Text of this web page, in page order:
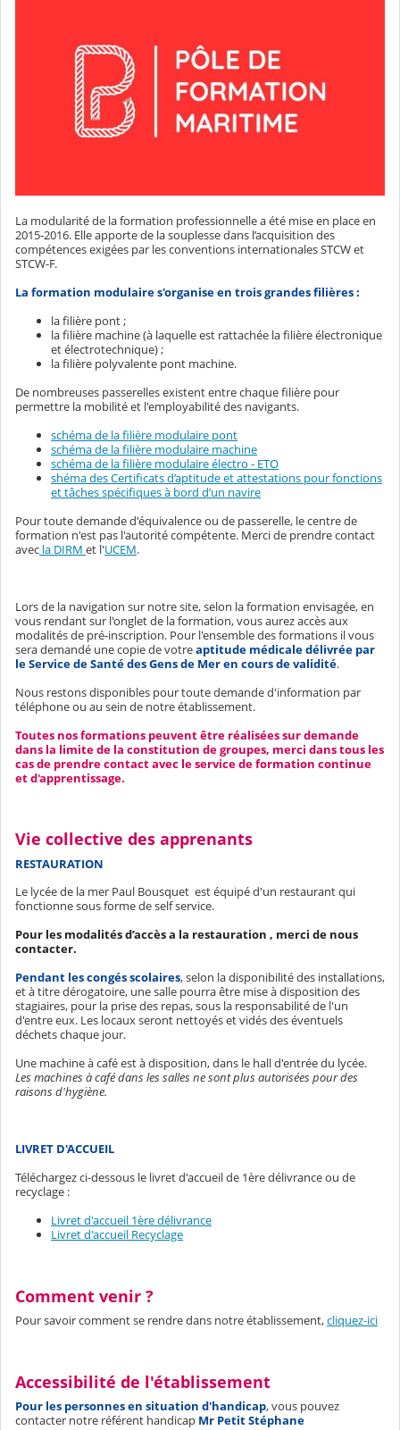
La modularité de la formation professionnelle a été mise en place en
2015-2016. Elle apporte de la souplesse dans l’acquisition des
compétences exigées par les conventions internationales STCW et
STCW-F.
La formation modulaire s'organise en trois grandes filières :
la filière pont ;
la filière machine (à laquelle est rattachée la filière électronique
et électrotechnique) ;
la filière polyvalente pont machine.
De nombreuses passerelles existent entre chaque filière pour
permettre la mobilité et l'employabilité des navigants.
schéma de la filière modulaire pont
schéma de la filière modulaire machine
schéma de la filière modulaire électro - ETO
shéma des Certificats d’aptitude et attestations pour fonctions
et tâches spécifiques à bord d’un navire
Pour toute demande d'équivalence ou de passerelle, le centre de
formation n'est pas l'autorité compétente. Merci de prendre contact
avec la DIRM et l'UCEM.
Lors de la navigation sur notre site, selon la formation envisagée, en
vous rendant sur l'onglet de la formation, vous aurez accès aux
modalités de pré-inscription. Pour l'ensemble des formations il vous
sera demandé une copie de votreaptitude médicale délivrée par
le Service de Santé des Gens de Mer en cours de validité.
Nous restons disponibles pour toute demande d'information par
téléphone ou au sein de notre établissement.
Toutes nos formations peuvent être réalisées sur demande
dans la limite de la constitution de groupes, merci dans tous les
cas de prendre contact avec le service de formation continue
et d'apprentissage.
Vie collective des apprenants
RESTAURATION
Le lycée de la mer Paul Bousquet est équipé d'un restaurant qui
fonctionne sous forme de self service.
Pour les modalités d’accès a la restauration , merci de nous
contacter.
Pendant les congés scolaires,selon la disponibilité des installations,
et à titre dérogatoire, une salle pourra être mise à disposition des
stagiaires, pour la prise des repas, sous la responsabilité de l'un
d'entre eux. Les locaux seront nettoyés et vidés des éventuels
déchets chaque jour.
Une machine à café est à disposition, dans le hall d'entrée du lycée.
Les machines à café dans les salles ne sont plus autorisées pour des
raisons d'hygiène.
LIVRET D'ACCUEIL
Téléchargez ci-dessous le livret d'accueil de 1ère délivrance ou de
recyclage :
Livret d'accueil 1ère délivrance
Livret d'accueil Recyclage
Comment venir ?
Pour savoir comment se rendre dans notre établissement,cliquez-ici
Accessibilité de l'établissement
Pour les personnes en situation d'handicap, vous pouvez
contacter notre référent handicap Mr Petit Stéphane